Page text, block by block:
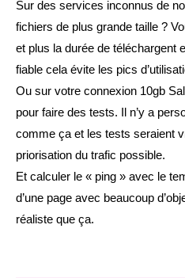
Sur des services inconnus de
fichiers de plus grande taille ?
et plus la durée de téléchargent
fiable cela évite les pics
Ou sur votre connexion 10gb
pour faire des tests. Il n’y a
comme ça et les tests seraient
priorisation du trafic possible.
Et calculer le « ping » avec le
d’une page avec beaucoup
réaliste que ça.